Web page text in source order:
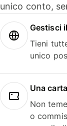
unico conto,
Gestisci
Tieni
unico
Una
Non
o